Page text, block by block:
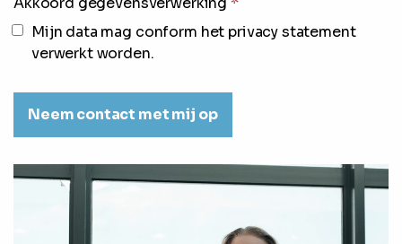
Mijn data mag conform het privacy statement
verwerkt worden.